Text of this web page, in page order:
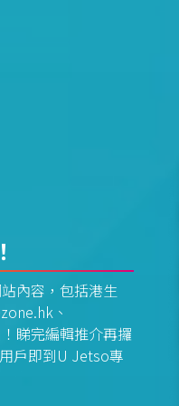
內容，包括港生
、
睇完編輯推介再攞
戶即到U Jetso專